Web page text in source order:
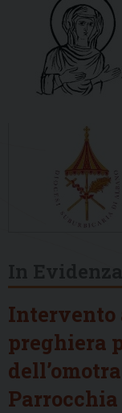
Intervento
preghiera